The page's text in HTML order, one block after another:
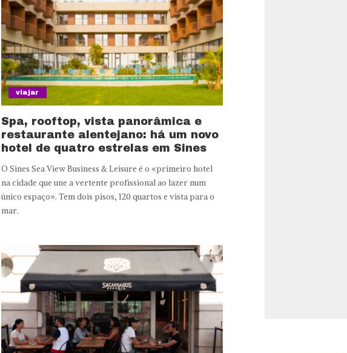
viajar
Spa, rooftop, vista panorâmica e
restaurante alentejano: há um novo
hotel de quatro estrelas em Sines
O Sines Sea View Business & Leisure é o «primeiro hotel
na cidade que une a vertente profissional ao lazer num
único espaço». Tem dois pisos, 120 quartos e vista para o
mar.